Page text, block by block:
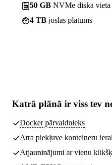
50 GB NVMe diska vieta
4 TB joslas platums
Katrā plānā ir viss tev
Docker pārvaldnieks
Ātra piekļuve konteineru
Atjauninājumi ar vienu